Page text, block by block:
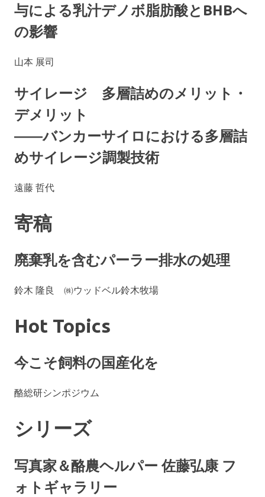
与による乳汁デノボ脂肪酸とBHBへ
の影響
山本 展司
サイレージ 多層詰めのメリット・
デメリット
――バンカーサイロにおける多層詰
めサイレージ調製技術
遠藤 哲代
寄稿
廃棄乳を含むパーラー排水の処理
鈴木 隆良 ㈱ウッドベル鈴木牧場
Hot Topics
今こそ飼料の国産化を
酪総研シンポジウム
シリーズ
写真家＆酪農ヘルパー 佐藤弘康 フ
ォトギャラリー